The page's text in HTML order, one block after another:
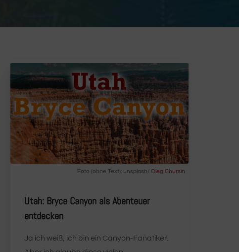
Foto (ohne Text): unsplash/ Oleg Chursin
Utah: Bryce Canyon als Abenteuer
entdecken
Ja ich weiß, ich bin ein Canyon-Fanatiker.